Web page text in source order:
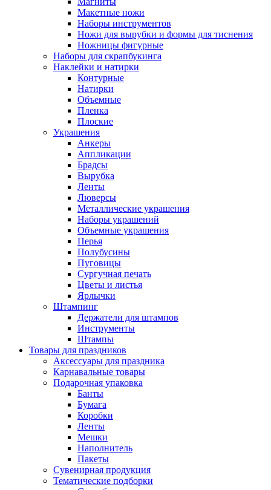
Макетные ножи
Наборы инструментов
Ножи для вырубки и формы для тиснения
Ножницы фигурные
Наборы для скрапбукинга
Наклейки и натирки
Контурные
Натирки
Объемные
Пленка
Плоские
Украшения
Анкеры
Аппликации
Брадсы
Вырубка
Ленты
Люверсы
Металлические украшения
Наборы украшений
Объемные украшения
Перья
Полубусины
Пуговицы
Сургучная печать
Цветы и листья
Ярлычки
Штампинг
Держатели для штампов
Инструменты
Штампы
Товары для праздников
Аксессуары для праздника
Карнавальные товары
Подарочная упаковка
Банты
Бумага
Коробки
Ленты
Мешки
Наполнитель
Пакеты
Сувенирная продукция
Тематические подборки